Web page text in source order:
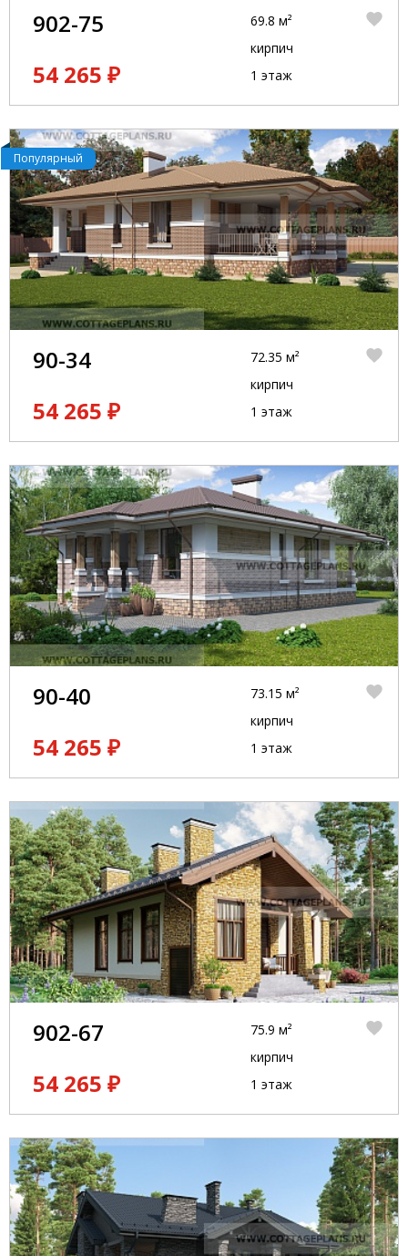
902-75
54 265 ₽
69.8 м²
кирпич
1 этаж
Популярный
90-34
54 265 ₽
72.35 м²
кирпич
1 этаж
90-40
54 265 ₽
73.15 м²
кирпич
1 этаж
902-67
54 265 ₽
75.9 м²
кирпич
1 этаж